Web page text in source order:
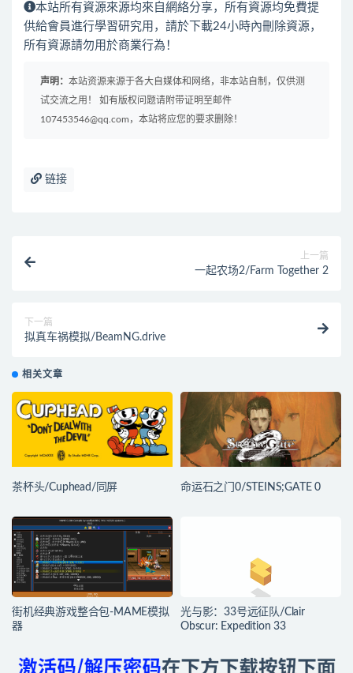
本站所有資源來源均來自網絡分享，所有資源均免費提
供給會員進行學習研究用，請於下載24小時內刪除資源，
所有資源請勿用於商業行為！
声明： 本站资源来源于各大自媒体和网络，非本站自制，仅供测
试交流之用！ 如有版权问题请附带证明至邮件
107453546@qq.com，本站将应您的要求删除！
链接
上一篇
一起农场2/Farm Together 2
下一篇
拟真车祸模拟/BeamNG.drive
相关文章
茶杯头/Cuphead/同屏 命运石之门0/STEINS;GATE 0
街机经典游戏整合包-MAME模拟
器
光与影：33号远征队/Clair
Obscur: Expedition 33